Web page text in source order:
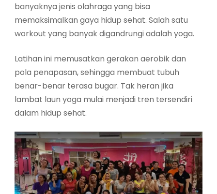
banyaknya jenis olahraga yang bisa
memaksimalkan gaya hidup sehat. Salah satu
workout yang banyak digandrungi adalah yoga.
Latihan ini memusatkan gerakan aerobik dan
pola penapasan, sehingga membuat tubuh
benar-benar terasa bugar. Tak heran jika
lambat laun yoga mulai menjadi tren tersendiri
dalam hidup sehat.